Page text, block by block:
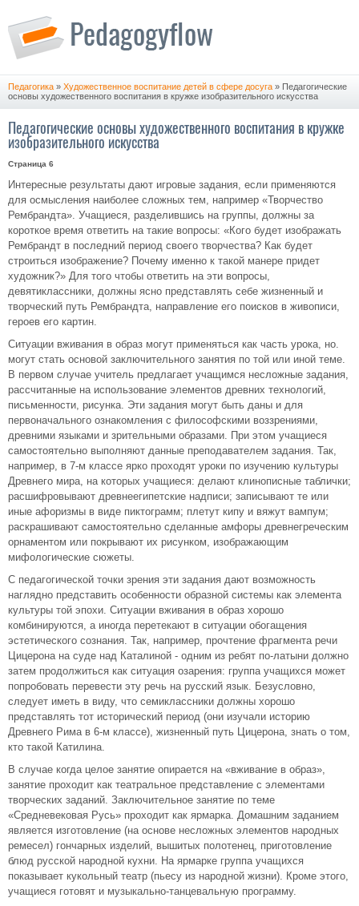
Педагогика » Художественное воспитание детей в сфере досуга » Педагогические
основы художественного воспитания в кружке изобразительного искусства
Педагогические основы художественного воспитания в кружке
изобразительного искусства
Страница 6
Интересные результаты дают игровые задания, если применяются
для осмысления наиболее сложных тем, например «Творчество
Рембрандта». Учащиеся, разделившись на группы, должны за
короткое время ответить на такие вопросы: «Кого будет изображать
Рембрандт в последний период своего творчества? Как будет
строиться изображение? Почему именно к такой манере придет
художник?» Для того чтобы ответить на эти вопросы,
девятиклассники, должны ясно представлять себе жизненный и
творческий путь Рембрандта, направление его поисков в живописи,
героев его картин.
Ситуации вживания в образ могут применяться как часть урока, но.
могут стать основой заключительного занятия по той или иной теме.
В первом случае учитель предлагает учащимся несложные задания,
рассчитанные на использование элементов древних технологий,
письменности, рисунка. Эти задания могут быть даны и для
первоначального ознакомления с философскими воззрениями,
древними языками и зрительными образами. При этом учащиеся
самостоятельно выполняют данные преподавателем задания. Так,
например, в 7-м классе ярко проходят уроки по изучению культуры
Древнего мира, на которых учащиеся: делают клинописные таблички;
расшифровывают древнеегипетские надписи; записывают те или
иные афоризмы в виде пиктограмм; плетут кипу и вяжут вампум;
раскрашивают самостоятельно сделанные амфоры древнегреческим
орнаментом или покрывают их рисунком, изображающим
мифологические сюжеты.
С педагогической точки зрения эти задания дают возможность
наглядно представить особенности образной системы как элемента
культуры той эпохи. Ситуации вживания в образ хорошо
комбинируются, а иногда перетекают в ситуации обогащения
эстетического сознания. Так, например, прочтение фрагмента речи
Цицерона на суде над Каталиной - одним из ребят по-латыни должно
затем продолжиться как ситуация озарения: группа учащихся может
попробовать перевести эту речь на русский язык. Безусловно,
следует иметь в виду, что семиклассники должны хорошо
представлять тот исторический период (они изучали историю
Древнего Рима в 6-м классе), жизненный путь Цицерона, знать о том,
кто такой Катилина.
В случае когда целое занятие опирается на «вживание в образ»,
занятие проходит как театральное представление с элементами
творческих заданий. Заключительное занятие по теме
«Средневековая Русь» проходит как ярмарка. Домашним заданием
является изготовление (на основе несложных элементов народных
ремесел) гончарных изделий, вышитых полотенец, приготовление
блюд русской народной кухни. На ярмарке группа учащихся
показывает кукольный театр (пьесу из народной жизни). Кроме этого,
учащиеся готовят и музыкально-танцевальную программу.